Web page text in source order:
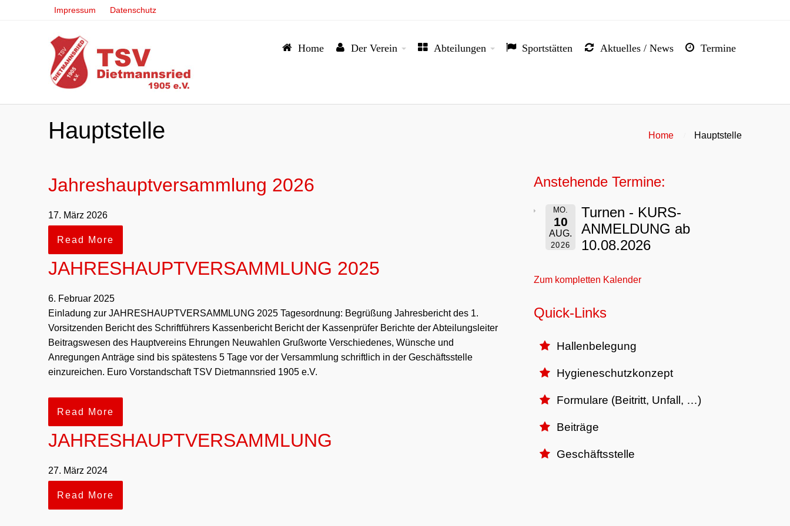
Impressum Datenschutz
 Home  Der Verein  Abteilungen  Sportstätten  Aktuelles / News  Termine
Hauptstelle Home Hauptstelle
Jahreshauptversammlung 2026
17. März 2026
Read More
JAHRESHAUPTVERSAMMLUNG 2025
6. Februar 2025
Einladung zur JAHRESHAUPTVERSAMMLUNG 2025 Tagesordnung: Begrüßung Jahresbericht des 1.
Vorsitzenden Bericht des Schriftführers Kassenbericht Bericht der Kassenprüfer Berichte der Abteilungsleiter
Beitragswesen des Hauptvereins Ehrungen Neuwahlen Grußworte Verschiedenes, Wünsche und
Anregungen Anträge sind bis spätestens 5 Tage vor der Versammlung schriftlich in der Geschäftsstelle
einzureichen. Euro Vorstandschaft TSV Dietmannsried 1905 e.V.
Read More
JAHRESHAUPTVERSAMMLUNG
27. März 2024
Read More
Anstehende Termine:
MO.
10
AUG.
2026
Turnen - KURS-
ANMELDUNG ab
10.08.2026
Zum kompletten Kalender
Quick-Links
 Hallenbelegung
 Hygieneschutzkonzept
 Formulare (Beitritt, Unfall, …)
 Beiträge
 Geschäftsstelle